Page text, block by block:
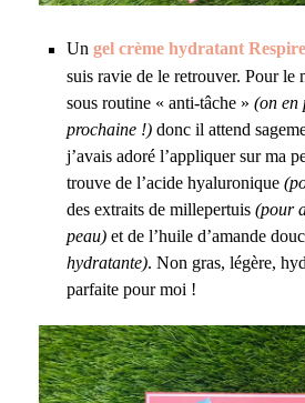
Un gel crème hydratant Respire
suis ravie de le retrouver. Pour le
sous routine « anti-tâche » (on en
prochaine !) donc il attend
j’avais adoré l’appliquer sur ma
trouve de l’acide hyaluronique
des extraits de millepertuis (pour
peau) et de l’huile d’amande
hydratante). Non gras, légère,
parfaite pour moi !